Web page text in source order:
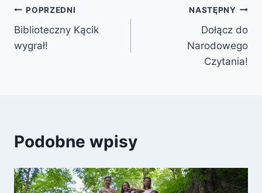
Nawigacja
wpisu
POPRZEDNI
Biblioteczny Kącik
wygrał!
NASTĘPNY
Dołącz do
Narodowego
Czytania!
Podobne wpisy